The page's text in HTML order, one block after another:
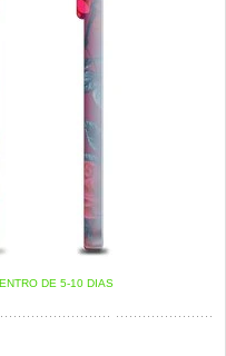
DE 5-10 DIAS